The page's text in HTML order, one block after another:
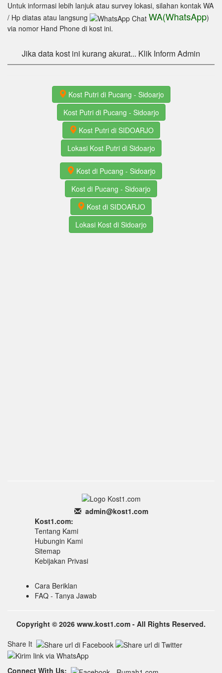
Untuk informasi lebih lanjuk atau survey lokasi, silahan kontak WA
/ Hp diatas atau langsung
WA(WhatsApp)
via nomor Hand Phone di kost ini.
Jika data kost ini kurang akurat... Klik Inform Admin
Kost Putri di Pucang - Sidoarjo
Kost Putri di Pucang - Sidoarjo
Kost Putri di SIDOARJO
Lokasi Kost Putri di Sidoarjo
Kost di Pucang - Sidoarjo
Kost di Pucang - Sidoarjo
Kost di SIDOARJO
Lokasi Kost di Sidoarjo
admin@kost1.com
Kost1.com:
Tentang Kami
Hubungin Kami
Sitemap
Kebijakan Privasi
Cara Beriklan
FAQ - Tanya Jawab
Copyright © 2026 www.kost1.com - All Rights Reserved.
Share It
Connect With Us: